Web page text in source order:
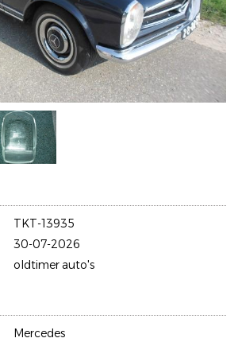
TKT-13935
30-07-2026
oldtimer auto's
Mercedes